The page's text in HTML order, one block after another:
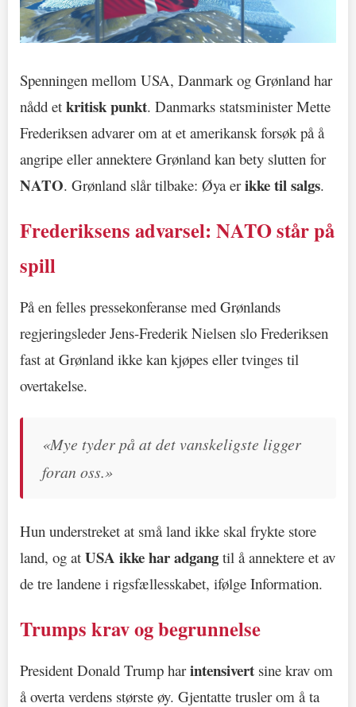
Spenningen mellom USA, Danmark og Grønland har
nådd et kritisk punkt. Danmarks statsminister Mette
Frederiksen advarer om at et amerikansk forsøk på å
angripe eller annektere Grønland kan bety slutten for
NATO. Grønland slår tilbake: Øya erikke til salgs.
Frederiksens advarsel: NATO står på
spill
På en felles pressekonferanse med Grønlands
regjeringsleder Jens-Frederik Nielsen slo Frederiksen
fast at Grønland ikke kan kjøpes eller tvinges til
overtakelse.
«Mye tyder på at det vanskeligste ligger
foran oss.»
Hun understreket at små land ikke skal frykte store
land, og at USA ikke har adgang til å annektere et av
de tre landene i rigsfællesskabet, ifølge Information.
Trumps krav og begrunnelse
President Donald Trump harintensivert sine krav om
å overta verdens største øy. Gjentatte trusler om å ta